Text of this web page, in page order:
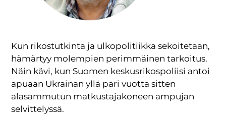
Kun rikostutkinta ja ulkopolitiikka sekoitetaan,
hämärtyy molempien perimmäinen tarkoitus.
Näin kävi, kun Suomen keskusrikospoliisi antoi
apuaan Ukrainan yllä pari vuotta sitten
alasammutun matkustajakoneen ampujan
selvittelyssä.